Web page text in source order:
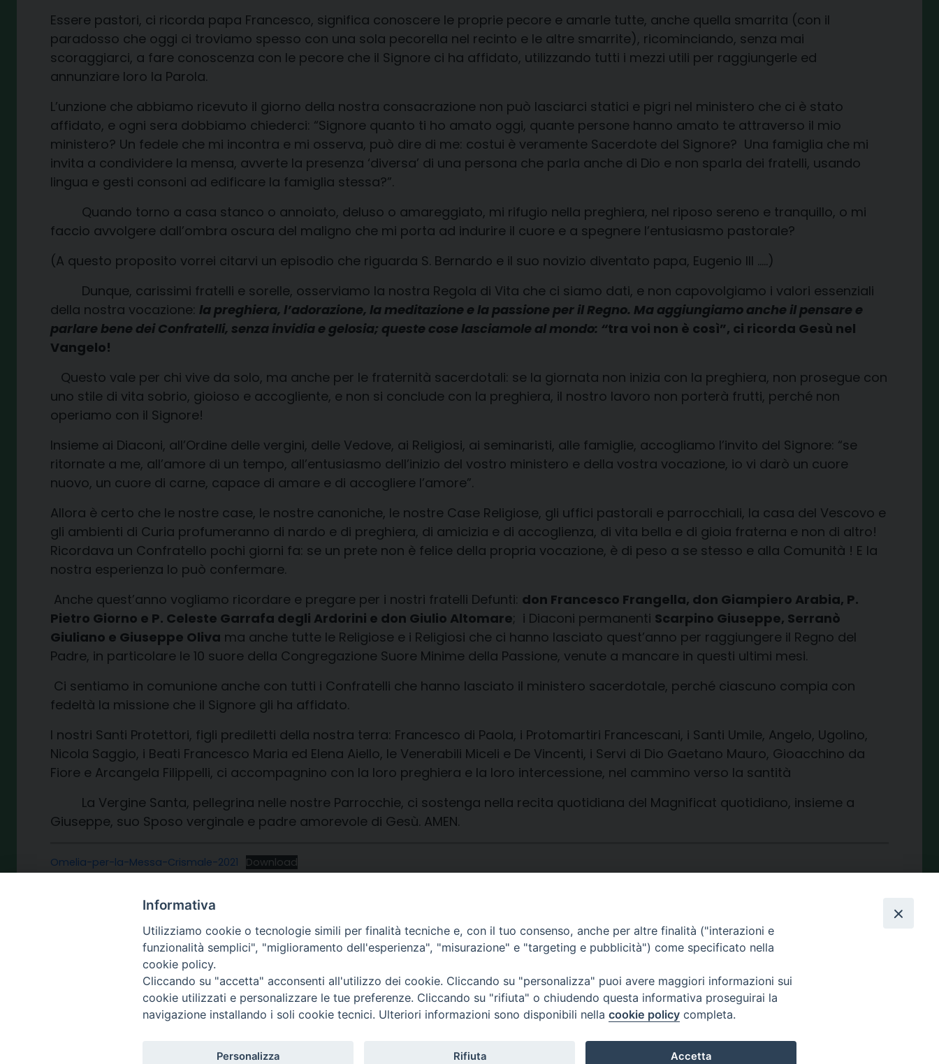
Essere pastori, ci ricorda papa Francesco, significa conoscere le proprie pecore e amarle tutte, anche quella smarrita (con il
paradosso che oggi ci troviamo spesso con una sola pecorella nel recinto e le altre smarrite), ricominciando, senza mai
scoraggiarci, a fare conoscenza con le pecore che il Signore ci ha affidato, utilizzando tutti i mezzi utili per raggiungerle ed
annunziare loro la Parola.
L’unzione che abbiamo ricevuto il giorno della nostra consacrazione non può lasciarci statici e pigri nel ministero che ci è stato
affidato, e ogni sera dobbiamo chiederci: “Signore quanto ti ho amato oggi, quante persone hanno amato te attraverso il mio
ministero? Un fedele che mi incontra e mi osserva, può dire di me: costui è veramente Sacerdote del Signore? Una famiglia che mi
invita a condividere la mensa, avverte la presenza ‘diversa’ di una persona che parla anche di Dio e non sparla dei fratelli, usando
lingua e gesti consoni ad edificare la famiglia stessa?”.
Quando torno a casa stanco o annoiato, deluso o amareggiato, mi rifugio nella preghiera, nel riposo sereno e tranquillo, o mi
faccio avvolgere dall’ombra oscura del maligno che mi porta ad indurire il cuore e a spegnere l’entusiasmo pastorale?
(A questo proposito vorrei citarvi un episodio che riguarda S. Bernardo e il suo novizio diventato papa, Eugenio III …..)
Dunque, carissimi fratelli e sorelle, osserviamo la nostra Regola di Vita che ci siamo dati, e non capovolgiamo i valori essenziali
della nostra vocazione: la preghiera, l’adorazione, la meditazione e la passione per il Regno. Ma aggiungiamo anche il pensare e
parlare bene dei Confratelli, senza invidia e gelosia; queste cose lasciamole al mondo: “tra voi non è così”, ci ricorda Gesù nel
Vangelo!
Questo vale per chi vive da solo, ma anche per le fraternità sacerdotali: se la giornata non inizia con la preghiera, non prosegue con
uno stile di vita sobrio, gioioso e accogliente, e non si conclude con la preghiera, il nostro lavoro non porterà frutti, perché non
operiamo con il Signore!
Insieme ai Diaconi, all’Ordine delle vergini, delle Vedove, ai Religiosi, ai seminaristi, alle famiglie, accogliamo l’invito del Signore: “se
ritornate a me, all’amore di un tempo, all’entusiasmo dell’inizio del vostro ministero e della vostra vocazione, io vi darò un cuore
nuovo, un cuore di carne, capace di amare e di accogliere l’amore”.
Allora è certo che le nostre case, le nostre canoniche, le nostre Case Religiose, gli uffici pastorali e parrocchiali, la casa del Vescovo e
gli ambienti di Curia profumeranno di nardo e di preghiera, di amicizia e di accoglienza, di vita bella e di gioia fraterna e non di altro!
Ricordava un Confratello pochi giorni fa: se un prete non è felice della propria vocazione, è di peso a se stesso e alla Comunità ! E la
nostra esperienza lo può confermare.
Anche quest’anno vogliamo ricordare e pregare per i nostri fratelli Defunti: don Francesco Frangella, don Giampiero Arabia, P.
Pietro Giorno e P. Celeste Garrafa degli Ardorini e don Giulio Altomare; i Diaconi permanenti Scarpino Giuseppe, Serranò
Giuliano e Giuseppe Oliva ma anche tutte le Religiose e i Religiosi che ci hanno lasciato quest’anno per raggiungere il Regno del
Padre, in particolare le 10 suore della Congregazione Suore Minime della Passione, venute a mancare in questi ultimi mesi.
Ci sentiamo in comunione anche con tutti i Confratelli che hanno lasciato il ministero sacerdotale, perché ciascuno compia con
fedeltà la missione che il Signore gli ha affidato.
I nostri Santi Protettori, figli prediletti della nostra terra: Francesco di Paola, i Protomartiri Francescani, i Santi Umile, Angelo, Ugolino,
Nicola Saggio, i Beati Francesco Maria ed Elena Aiello, le Venerabili Miceli e De Vincenti, i Servi di Dio Gaetano Mauro, Gioacchino da
Fiore e Arcangela Filippelli, ci accompagnino con la loro preghiera e la loro intercessione, nel cammino verso la santità
La Vergine Santa, pellegrina nelle nostre Parrocchie, ci sostenga nella recita quotidiana del Magnificat quotidiano, insieme a
Giuseppe, suo Sposo verginale e padre amorevole di Gesù. AMEN.
Omelia-per-la-Messa-Crismale-2021
Download
Share
piazza Giano Parrasio, 16
Informativa
Utilizziamo cookie o tecnologie simili per finalità tecniche e, con il tuo consenso, anche per altre finalità ("interazioni e
funzionalità semplici", "miglioramento dell'esperienza", "misurazione" e "targeting e pubblicità") come specificato nella
cookie policy.
Cliccando su "accetta" acconsenti all'utilizzo dei cookie. Cliccando su "personalizza" puoi avere maggiori informazioni sui
cookie utilizzati e personalizzare le tue preferenze. Cliccando su "rifiuta" o chiudendo questa informativa proseguirai la
navigazione installando i soli cookie tecnici. Ulteriori informazioni sono disponibili nella cookie policy completa.
Personalizza Rifiuta Accetta